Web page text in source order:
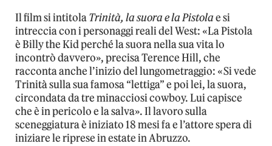
Il film si intitolaTrinità, la suora e la Pistolae si
intreccia con i personaggi reali del West: «La Pistola
è Billy the Kid perché la suora nella sua vita lo
incontrò davvero», precisa Terence Hill, che
racconta anche l’inizio del lungometraggio: «Si vede
Trinità sulla sua famosa “lettiga” e poi lei, la suora,
circondata da tre minacciosi cowboy. Lui capisce
che è in pericolo e la salva». Il lavoro sulla
sceneggiatura è iniziato 18 mesi fa e l’attore spera di
iniziare le riprese in estate in Abruzzo.